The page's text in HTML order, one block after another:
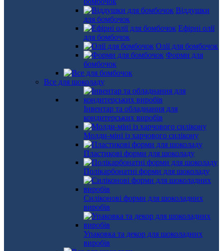
Віддушки
для бомбочок
Ефірні олії
для бомбочок
Олії для бомбочок
Форми для
бомбочок
Все для шоколаду
Інвентар та обладнання для
кондитерських виробів
Молди-міні із харчового силікону
Пластикові форми для шоколаду
Полікарбонатні форми для шоколаду
Силіконові форми для шоколадних
виробів
Упаковка та декор для шоколадних
виробів